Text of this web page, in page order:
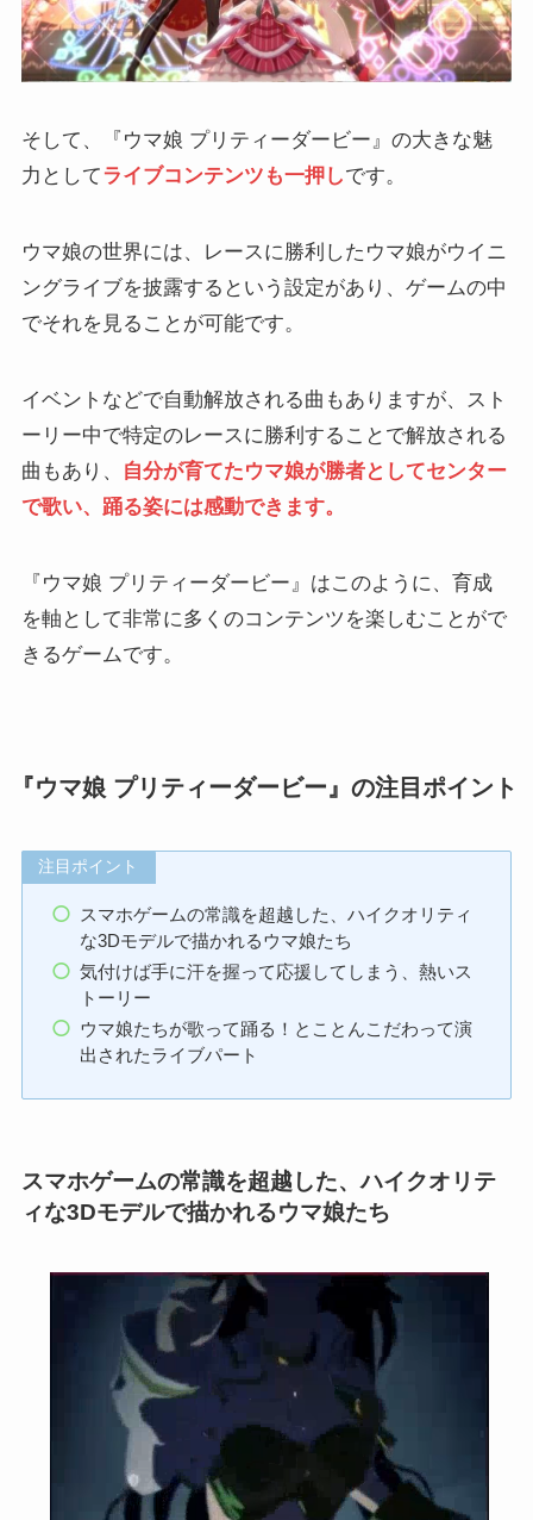
そして、『ウマ娘 プリティーダービー』の大きな魅
力としてライブコンテンツも一押しです。
ウマ娘の世界には、レースに勝利したウマ娘がウイニ
ングライブを披露するという設定があり、ゲームの中
でそれを見ることが可能です。
イベントなどで自動解放される曲もありますが、スト
ーリー中で特定のレースに勝利することで解放される
曲もあり、
自分が育てたウマ娘が勝者としてセンター
で歌い、踊る姿には感動できます。
『ウマ娘 プリティーダービー』はこのように、育成
を軸として非常に多くのコンテンツを楽しむことがで
きるゲームです。
『ウマ娘 プリティーダービー』の注目ポイント
注目ポイント
スマホゲームの常識を超越した、ハイクオリティ
な3Dモデルで描かれるウマ娘たち
気付けば手に汗を握って応援してしまう、熱いス
トーリー
ウマ娘たちが歌って踊る！とことんこだわって演
出されたライブパート
スマホゲームの常識を超越した、ハイクオリテ
ィな3Dモデルで描かれるウマ娘たち